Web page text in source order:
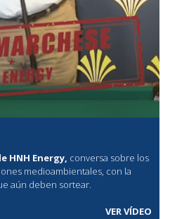
HNH Energy, conversa sobre los
medioambientales, con la
aún deben sortear.
VER VÍDEO